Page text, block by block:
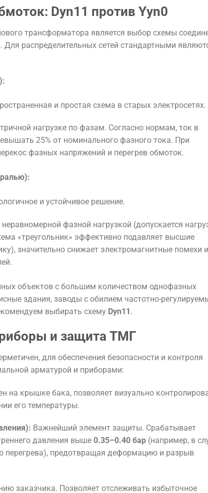
Dyn11 против Yyn0
трансформатора является выбор схемы
распределительных сетей стандартными
и простая схема в старых электросетях.
нагрузке по фазам. Согласно нормам, ток в
25% от номинального фазного тока. При
фазных напряжений и перегрев обмоток.
и устойчивое решение.
фазной нагрузкой (допускается
«треугольник» эффективно подавляет высшие
значительно снижает электромагнитные помехи и
объектов с большим количеством однофазных
здания, заводы с обилием частотно-
выбирать схему Dyn11 .
и защита ТМГ
для обеспечения безопасности и контроля
арматурой и приборами:
на крышке бака, позволяет визуально
его температуры.
Важнейший элемент защиты. Срабатывает
давления выше 0.35–0.40 бар(например, в
перегрева), предотвращая деформацию и разрыв
заказчика. Позволяет отслеживать избыточное